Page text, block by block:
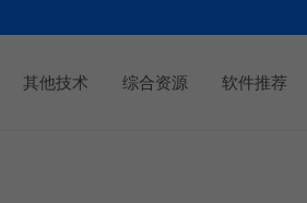
其他技术 综合资源 软件推荐